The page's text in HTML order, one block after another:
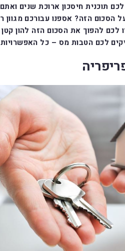
לכם תוכנית חיסכון ארוכת שנים ואתם
הסכום הזה? אספנו עבורכם מגוון
להפוך את הסכום הזה להון
לכם הטבות מס – כל